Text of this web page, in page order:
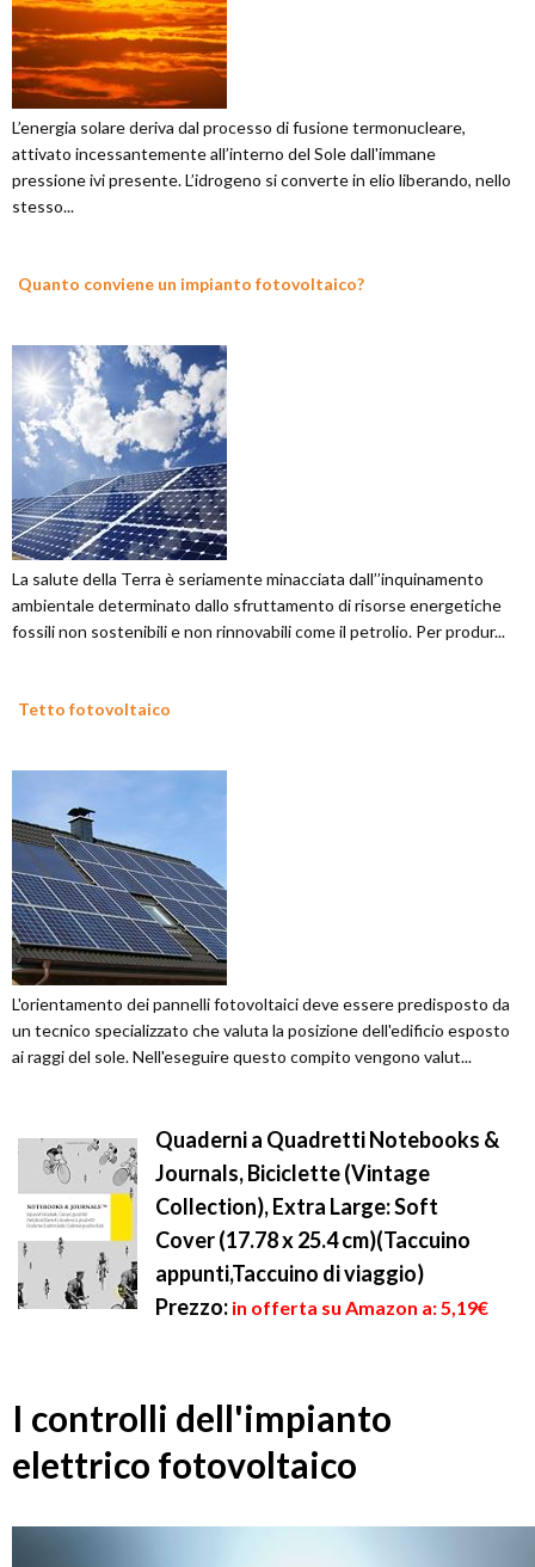
L’energia solare deriva dal processo di fusione termonucleare,
attivato incessantemente all’interno del Sole dall'immane
pressione ivi presente. L’idrogeno si converte in elio liberando, nello
stesso...
Quanto conviene un impianto fotovoltaico?
La salute della Terra è seriamente minacciata dall’’inquinamento
ambientale determinato dallo sfruttamento di risorse energetiche
fossili non sostenibili e non rinnovabili come il petrolio. Per produr...
Tetto fotovoltaico
L'orientamento dei pannelli fotovoltaici deve essere predisposto da
un tecnico specializzato che valuta la posizione dell'edificio esposto
ai raggi del sole. Nell'eseguire questo compito vengono valut...
Quaderni a Quadretti Notebooks &
Journals, Biciclette (Vintage
Collection), Extra Large: Soft
Cover (17.78 x 25.4 cm)(Taccuino
appunti,Taccuino di viaggio)
Prezzo: in offerta su Amazon a: 5,19€
I controlli dell'impianto
elettrico fotovoltaico